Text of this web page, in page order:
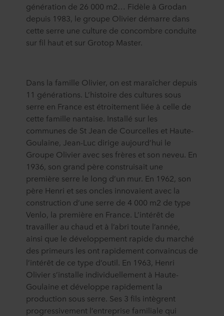
génération de 26 000 m2… Fidèle à Grodan
depuis 1983, le groupe Olivier démarre dans
cette serre une culture de concombre conduite
sur fil haut et sur Grotop Master.
Dans la famille Olivier, on est maraîcher depuis
11 générations. L’histoire des cultures sous
serre en France est étroitement liée à celle de
cette famille nantaise. Installé sur les
communes de St Jean de Courcelles et Haute-
Goulaine, Jean-Luc dirige aujourd’hui le
Groupe Olivier avec ses frères et son neveu. En
1936, son grand père construisait une
première serre le long d’un mur. En 1962, son
père Henri et ses oncles innovaient avec la
construction d’une serre de 4 000 m2 de type
Venlo, la première en France. L’intérêt de
travailler au chaud et à l’abri toute l’année,
ainsi que le développement rapide du marché
des primeurs les ont rapidement convaincus de
l’intérêt de ce type d’outil. En 1963, Henri
Olivier s’installe individuellement à Haute-
Goulaine et développe rapidement la
production sous serre. Ses 3 fils intègrent
progressivement l’entreprise familiale qui